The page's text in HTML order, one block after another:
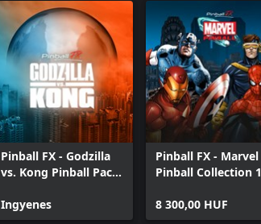
Pinball FX - Godzilla
vs. Kong Pinball Pack
Ingyenes
Pinball FX - Marvel
Pinball Collection 1
8 300,00 HUF